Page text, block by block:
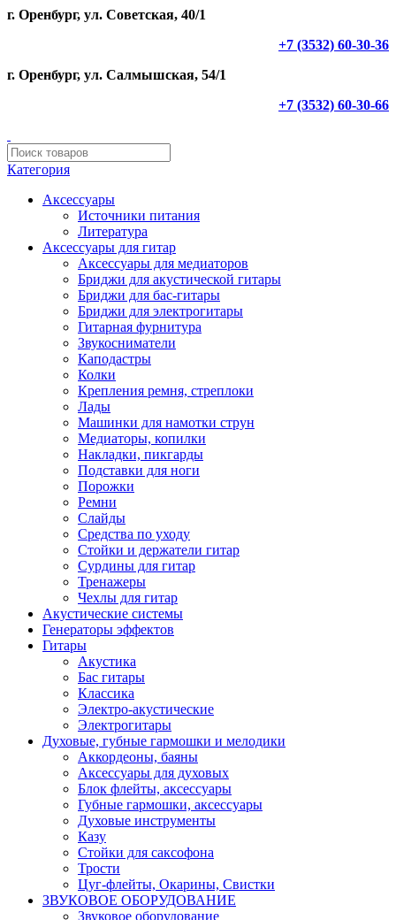
г. Оренбург, ул. Советская, 40/1
+7 (3532) 60-30-36
г. Оренбург, ул. Салмышская, 54/1
+7 (3532) 60-30-66
Категория
Аксессуары
Источники питания
Литература
Аксессуары для гитар
Аксессуары для медиаторов
Бриджи для акустической гитары
Бриджи для бас-гитары
Бриджи для электрогитары
Гитарная фурнитура
Звукосниматели
Каподастры
Колки
Крепления ремня, стреплоки
Лады
Машинки для намотки струн
Медиаторы, копилки
Накладки, пикгарды
Подставки для ноги
Порожки
Ремни
Слайды
Средства по уходу
Стойки и держатели гитар
Сурдины для гитар
Тренажеры
Чехлы для гитар
Акустические системы
Генераторы эффектов
Гитары
Акустика
Бас гитары
Классика
Электро-акустические
Электрогитары
Духовые, губные гармошки и мелодики
Аккордеоны, баяны
Аксессуары для духовых
Блок флейты, аксессуары
Губные гармошки, аксессуары
Духовые инструменты
Казу
Стойки для саксофона
Трости
Цуг-флейты, Окарины, Свистки
ЗВУКОВОЕ ОБОРУДОВАНИЕ
Звуковое оборудование